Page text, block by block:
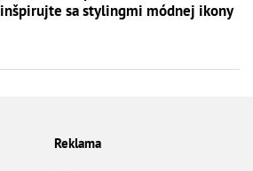
inšpirujte sa stylingmi módnej ikony
Reklama